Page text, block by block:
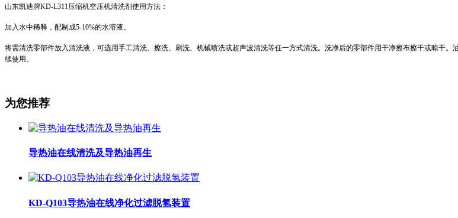
山东凯迪牌KD-L311压缩机空压机清洗剂使用方法：
加入水中稀释，配制成5-10%的水溶液。
将需清洗零部件放入清洗液，可选用手工清洗、擦洗、刷洗、机械喷洗或超声波清洗等任一方式清洗。洗净后的零部件用干净擦布擦干或晾干
续使用。
为您推荐
导热油在线清洗及导热油再生
KD-Q103导热油在线净化过滤脱氢装置